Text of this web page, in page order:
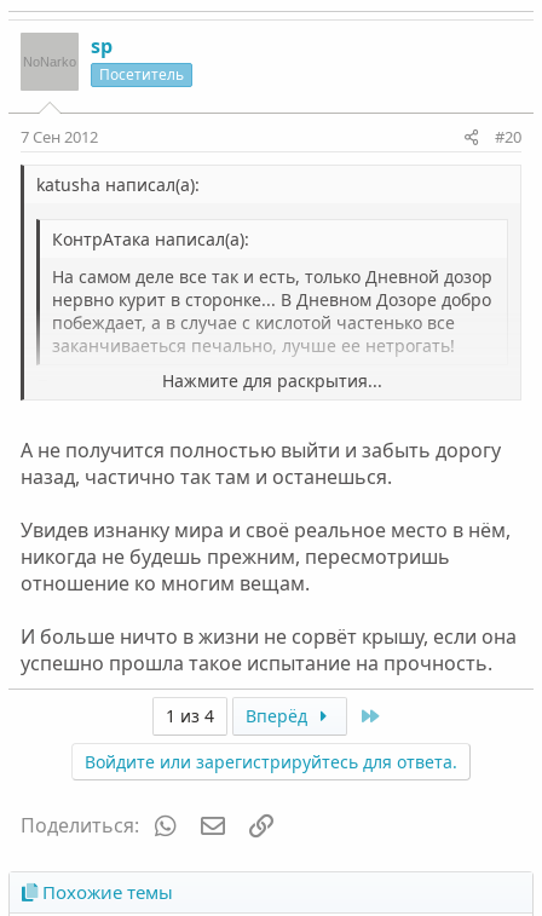
sp
Посетитель
7 Сен 2012 #20
katusha написал(а):
КонтрАтака написал(а):
На самом деле все так и есть, только Дневной дозор
нервно курит в сторонке... В Дневном Дозоре добро
побеждает, а в случае с кислотой частенько все
заканчиваеться печально, лучше ее нетрогать!
Просто надо "выйти из сумрака" раз и навсегда.
Нажмите для раскрытия...
А не получится полностью выйти и забыть дорогу
назад, частично так там и останешься.
Увидев изнанку мира и своё реальное место в нём,
никогда не будешь прежним, пересмотришь
отношение ко многим вещам.
И больше ничто в жизни не сорвёт крышу, если она
успешно прошла такое испытание на прочность.
1 из 4 Вперёд
Войдите или зарегистрируйтесь для ответа.
Поделиться: WhatsAppЭлектронная почта
Похожие темы